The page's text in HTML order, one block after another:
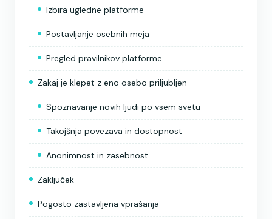
Izbira ugledne platforme
Postavljanje osebnih meja
Pregled pravilnikov platforme
Zakaj je klepet z eno osebo priljubljen
Spoznavanje novih ljudi po vsem svetu
Takojšnja povezava in dostopnost
Anonimnost in zasebnost
Zaključek
Pogosto zastavljena vprašanja